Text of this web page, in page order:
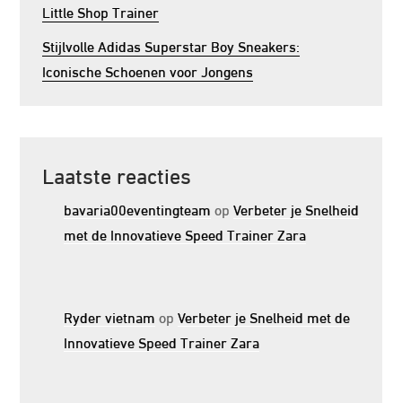
Little Shop Trainer
Stijlvolle Adidas Superstar Boy Sneakers:
Iconische Schoenen voor Jongens
Laatste reacties
bavaria00eventingteam opVerbeter je Snelheid
met de Innovatieve Speed Trainer Zara
Ryder vietnam opVerbeter je Snelheid met de
Innovatieve Speed Trainer Zara